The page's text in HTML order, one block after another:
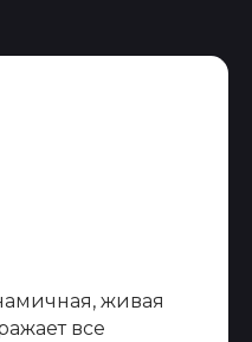
живая
все